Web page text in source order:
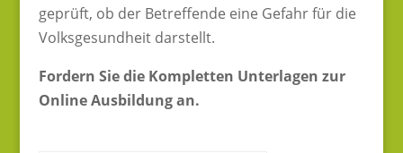
geprüft, ob der Betreffende eine Gefahr für die
Volksgesundheit darstellt.
Fordern Sie die Kompletten Unterlagen zur
Online Ausbildung an.